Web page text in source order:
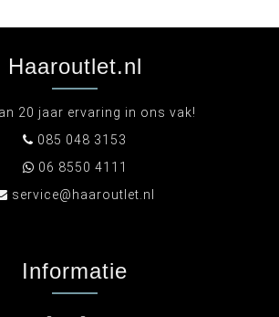
Haaroutlet.nl
20 jaar ervaring in ons vak!
085 048 3153
06 8550 4111
service@haaroutlet.nl
Informatie